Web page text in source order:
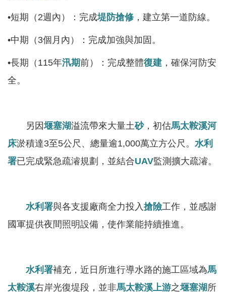
情
公
訊
息
務
資
關
網
•短期（2週內）：完成堤防搶修，建立第一道防線。
•中期（3個月內）：完成加強與加固。
•長期（115年汛期前）：完成整體復建 ，確保河防安
全。
另因堰塞湖溢流帶來大量土砂，初估馬太鞍溪河
床淤積達3至5公尺、總量逾1,000萬立方公尺。 水利
署已完成緊急疏濬規劃，並結合UAV監測擴大疏濬。
水利署與各支援廠商全力投入搶險工作，並感謝
國軍提供夜間照明設備，使作業能持續推進。
水利署補充，近日所進行導水路的施工區域為馬
太鞍溪右岸光復堤段，並非馬太鞍溪上游之堰塞湖所